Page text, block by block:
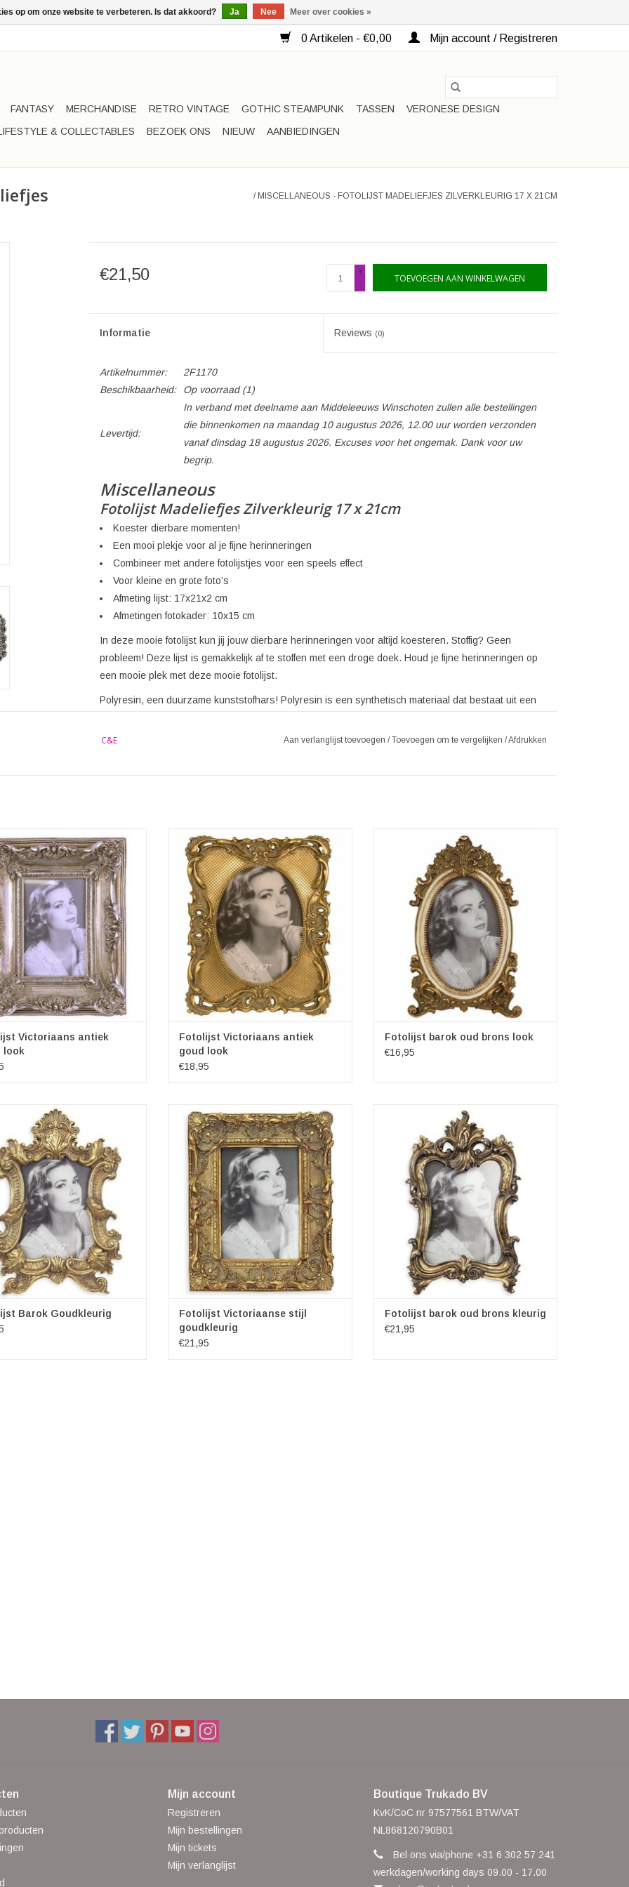
0 Artikelen - €0,00 Mijn account / Registreren
FANTASY MERCHANDISE RETRO VINTAGE GOTHIC STEAMPUNK TASSEN
VERONESE DESIGN
& COLLECTABLES
BEZOEK ONS NIEUW AANBIEDINGEN
/ MISCELLANEOUS - FOTOLIJST MADELIEFJES ZILVERKLEURIG 17 X 21CM
€21,50
+
-
TOEVOEGEN AAN WINKELWAGEN
Informatie Reviews (0)
Artikelnummer:
2F1170
Beschikbaarheid:
Op voorraad(1)
Levertijd:
In verband met deelname aan Middeleeuws Winschoten zullen alle bestellingen
die binnenkomen na maandag 10 augustus 2026, 12.00 uur worden verzonden
vanaf dinsdag 18 augustus 2026. Excuses voor het ongemak. Dank voor uw
begrip.
Miscellaneous
Fotolijst Madeliefjes Zilverkleurig 17 x 21cm
Koester dierbare momenten!
Een mooi plekje voor al je fijne herinneringen
Combineer met andere fotolijstjes voor een speels effect
Voor kleine en grote foto’s
Afmeting lijst: 17x21x2 cm
Afmetingen fotokader: 10x15 cm
In deze mooie fotolijst kun jij jouw dierbare herinneringen voor altijd koesteren. Stoffig? Geen
probleem! Deze lijst is gemakkelijk af te stoffen met een droge doek. Houd je fijne herinneringen op
een mooie plek met deze mooie fotolijst.
Polyresin, een duurzame kunststofhars! Polyresin is een synthetisch materiaal dat bestaat uit een
objecten met complexe vormen, zoals decoratieve beeldjes, sculpturen en huishoudelijke
C&E Aan verlanglijst toevoegen /Toevoegen om te vergelijken /Afdrukken
foto een extra dimensie met deze
kleurige fotolijst in Victoriaanse
stijl
Victoriaans antiek
look
Jouw mooiste foto verdient ook een mooie
lijst. Deze fotolijst heeft een Victoriaanse
uitstraling en is afgewerkt in antiek goud
kleur
Fotolijst Victoriaans antiek
goud look
€18,95
Nostalgische fotolijst in barok stijl met een
mooie oud brons kleurige uitstraling.
Fotolijst barok oud brons look
€16,95
barok fotolijst in goudkleur om jouw
een extra dimensie te geven
AAN WINKELWAGEN
Barok Goudkleurig
Deze fotolijst in Victoriaanse stijl verdient
een geweldige foto.
Fotolijst Victoriaanse stijl
goudkleurig
€21,95
Een mooie foto verdient een mooie lijst.
Mooie barok stijl fotolijst oud brons kleurige
afwerking
Fotolijst barok oud brons kleurig
€21,95
Mijn account
Registreren
Mijn bestellingen
Mijn tickets
Mijn verlanglijst
Boutique Trukado BV
KvK/CoC nr 97577561 BTW/VAT
NL868120790B01
Bel ons via/phone +31 6 302 57 241
werkdagen/working days 09.00 - 17.00
op om onze website te verbeteren. Is dat akkoord? Ja Nee Meer over cookies »